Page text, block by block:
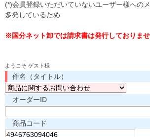
(*)会員登録いただいていないユーザー様への
多発しているため
※国分ネット卸では請求書は発行しておりませ
ようこそ ゲスト様
件名（タイトル）
オーダーID
商品コード